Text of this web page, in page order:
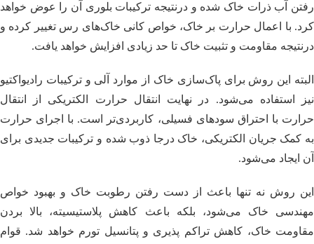
رفتن آب ذرات خاک شده و درنتیجه ترکیبات بلوری آن را عوض خواهد
کرد. با اعمال حرارت بر خاک، خواص کانی خاک‌های رس تغییر کرده و
درنتیجه مقاومت و تثبیت خاک تا حد زیادی افزایش خواهد یافت.
البته این روش برای پاک‌سازی خاک از موارد آلی و ترکیبات رادیواکتیو
نیز استفاده می‌شود. در نهایت انتقال حرارت الکتریکی از انتقال
حرارت با احتراق سودهای فسیلی، کاربردی‌تر است. با اجرای حرارت
به کمک جریان الکتریکی، خاک درجا ذوب شده و ترکیبات جدیدی برای
آن ایجاد می‌شود.
این روش نه تنها باعث از دست رفتن رطوبت خاک و بهبود خواص
مهندسی خاک می‌شود، بلکه باعث کاهش پلاستیسیته، بالا بردن
مقاومت خاک، کاهش تراکم پذیری و پتانسیل تورم خواهد شد. قوام